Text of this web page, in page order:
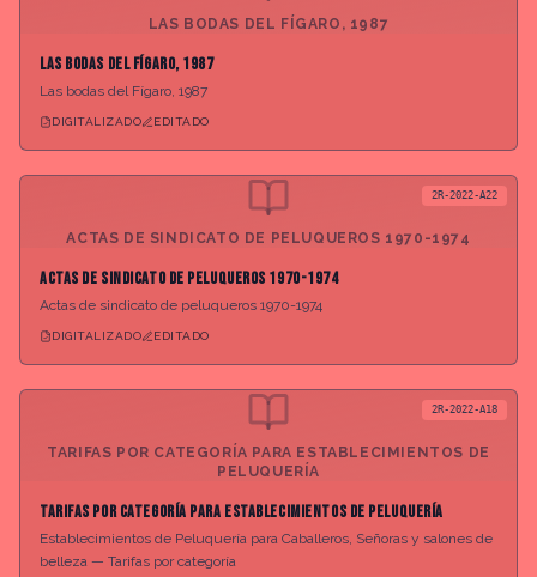
LAS BODAS DEL FÍGARO, 1987
Las bodas del Fígaro, 1987
Las bodas del Fígaro, 1987
DIGITALIZADO EDITADO
ACTAS DE SINDICATO DE PELUQUEROS 1970-1974
2R-2022-A22
Actas de sindicato de peluqueros 1970-1974
Actas de sindicato de peluqueros 1970-1974
DIGITALIZADO EDITADO
TARIFAS POR CATEGORÍA PARA ESTABLECIMIENTOS DE
PELUQUERÍA
2R-2022-A18
Tarifas por categoría para establecimientos de peluquería
Establecimientos de Peluquería para Caballeros, Señoras y salones de
belleza — Tarifas por categoría